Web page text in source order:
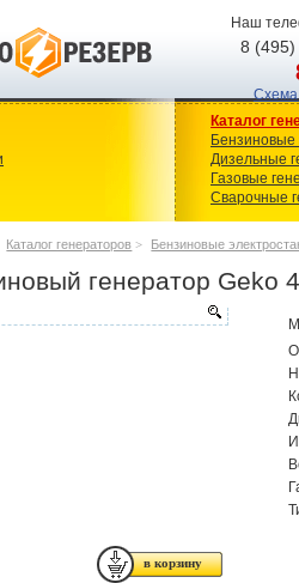
Наш
8
Схема
Каталог
Бензиновые
Дизельные
Газовые
Сварочные
Каталог генераторов > Бензиновые
генератор Geko